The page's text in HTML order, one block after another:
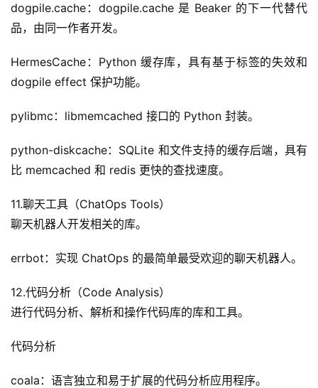
dogpile.cache：dogpile.cache 是 Beaker 的下一代替代
品，由同一作者开发。
HermesCache：Python 缓存库，具有基于标签的失效和
dogpile effect 保护功能。
pylibmc：libmemcached 接口的 Python 封装。
python-diskcache：SQLite 和文件支持的缓存后端，具有
比 memcached 和 redis 更快的查找速度。
11.聊天工具（ChatOps Tools）
聊天机器人开发相关的库。
errbot：实现 ChatOps 的最简单最受欢迎的聊天机器人。
12.代码分析（Code Analysis）
进行代码分析、解析和操作代码库的库和工具。
代码分析
coala：语言独立和易于扩展的代码分析应用程序。